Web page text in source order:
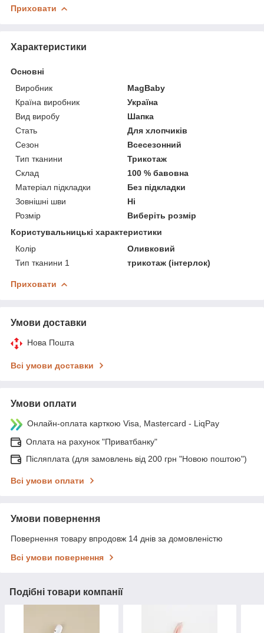
Приховати
Характеристики
Основні
Виробник
MagBaby
Країна виробник
Україна
Вид виробу
Шапка
Стать
Для хлопчиків
Сезон
Всесезонний
Тип тканини
Трикотаж
Склад
100 % бавовна
Матеріал підкладки
Без підкладки
Зовнішні шви
Ні
Розмір
Виберіть розмір
Користувальницькі характеристики
Колір
Оливковий
Тип тканини 1
трикотаж (інтерлок)
Приховати
Умови доставки
Нова Пошта
Всі умови доставки
Умови оплати
Онлайн-оплата карткою Visa, Mastercard - LiqPay
Оплата на рахунок "Приватбанку"
Післяплата (для замовлень від 200 грн "Новою поштою")
Всі умови оплати
Умови повернення
Повернення товару впродовж 14 днів за домовленістю
Всі умови повернення
Подібні товари компанії